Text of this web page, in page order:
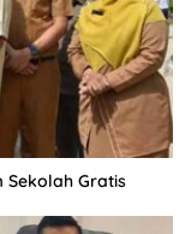
Sekolah Gratis